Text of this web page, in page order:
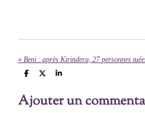
« Beni : après Kirindera, 27 personnes
P
t
a
P
t
a
P
t
a
Ajouter un